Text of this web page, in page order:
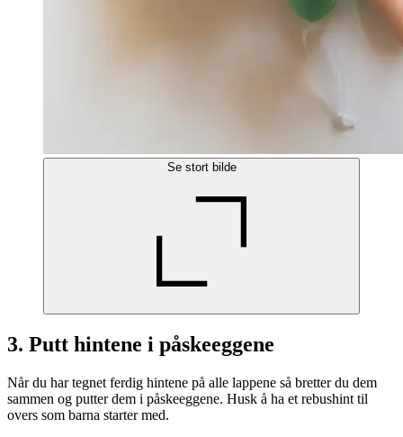
Se stort bilde
3. Putt hintene i påskeeggene
Når du har tegnet ferdig hintene på alle lappene så bretter du dem
sammen og putter dem i påskeeggene. Husk å ha et rebushint til
overs som barna starter med.